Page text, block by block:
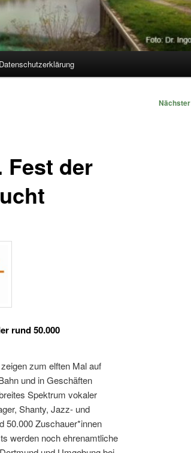
Datenschutzerklärung
Nächster
Fest der
rund 50.000
zum elften Mal auf
und in Geschäften
Spektrum vokaler
Shanty, Jazz- und
50.000 Zuschauer*innen
werden noch ehrenamtliche